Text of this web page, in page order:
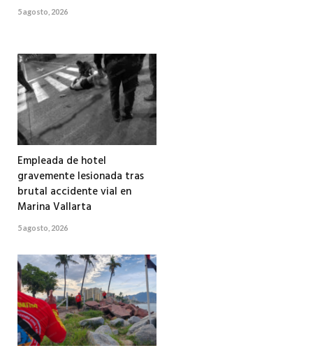
5 agosto, 2026
Empleada de hotel
gravemente lesionada tras
brutal accidente vial en
Marina Vallarta
5 agosto, 2026